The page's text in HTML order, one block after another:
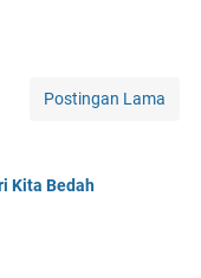
Postingan Lama
Kita Bedah